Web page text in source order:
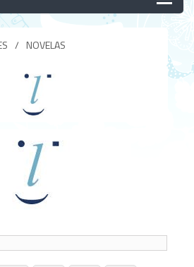
/ NOVELAS